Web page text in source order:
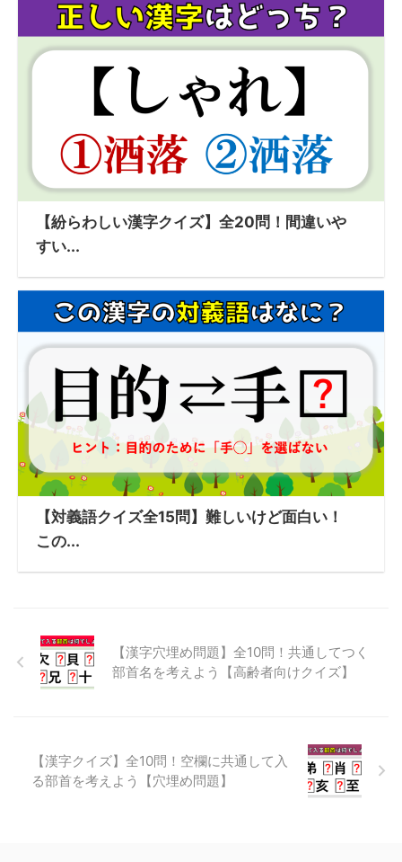
【紛らわしい漢字クイズ】全20問！間違いや
すい...
【対義語クイズ全15問】難しいけど面白い！
この...
【漢字穴埋め問題】全10問！共通してつく
部首名を考えよう【高齢者向けクイズ】
【漢字クイズ】全10問！空欄に共通して入
る部首を考えよう【穴埋め問題】